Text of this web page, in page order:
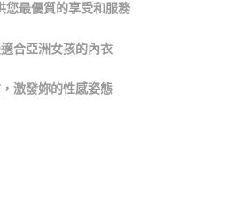
有額度不足之情形，本公司將視審查結果
他人資訊註冊。若發現惡意使用之情形，
該用戶之使用額度並採取法律行動。
出貨依照配送狀態為主。※國定假日
出貨依照配送狀態為主。※國定假日
您最優質的享受和服務
合亞洲女孩的內衣
激發妳的性感姿態